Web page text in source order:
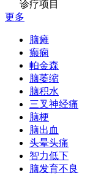
诊疗项目
更多
脑瘫
癫痫
帕金森
脑萎缩
脑积水
三叉神经痛
脑梗
脑出血
头晕头痛
智力低下
脑发育不良